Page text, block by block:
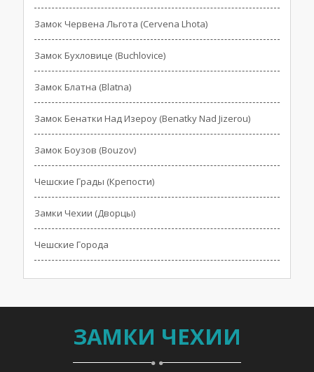
Замок Червена Льгота (Cervena Lhota)
Замок Бухловице (Buchlovice)
Замок Блатна (Blatna)
Замок Бенатки Над Изероу (Benatky Nad Jizerou)
Замок Боузов (Bouzov)
Чешские Грады (Крепости)
Замки Чехии (Дворцы)
Чешские Города
ЗАМКИ ЧЕХИИ